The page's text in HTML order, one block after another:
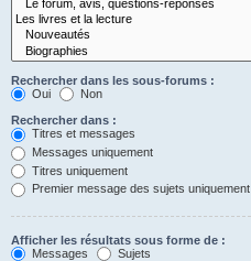
Rechercher dans les sous-forums :
Oui
Non
Rechercher dans :
Titres et messages
Messages uniquement
Titres uniquement
Premier message des sujets uniquement
Afficher les résultats sous forme de :
Messages
Sujets